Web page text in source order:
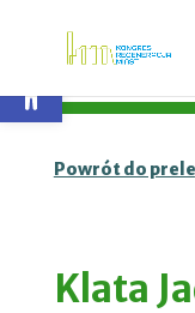
Otwórz pasek narzędzi
Powrót do
Klata